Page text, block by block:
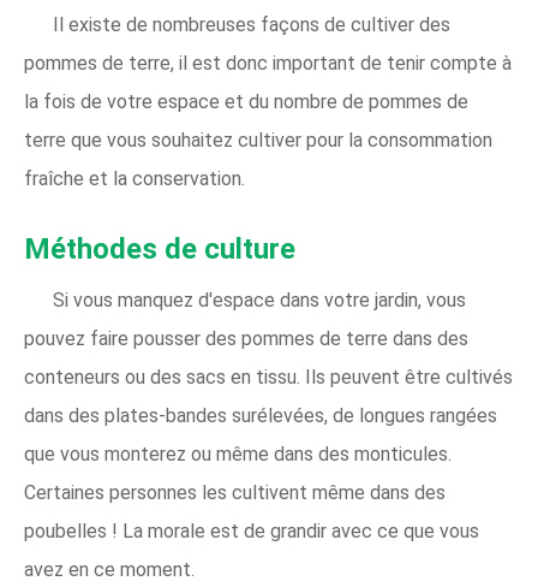
Il existe de nombreuses façons de cultiver des
pommes de terre, il est donc important de tenir compte à
la fois de votre espace et du nombre de pommes de
terre que vous souhaitez cultiver pour la consommation
fraîche et la conservation.
Méthodes de culture
Si vous manquez d'espace dans votre jardin, vous
pouvez faire pousser des pommes de terre dans des
conteneurs ou des sacs en tissu. Ils peuvent être cultivés
dans des plates-bandes surélevées, de longues rangées
que vous monterez ou même dans des monticules.
Certaines personnes les cultivent même dans des
poubelles ! La morale est de grandir avec ce que vous
avez en ce moment.